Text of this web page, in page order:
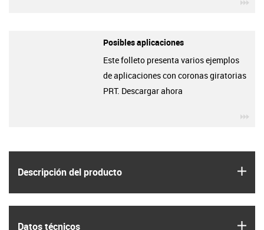
Descripción del producto
Datos técnicos
Posibles aplicaciones
Este folleto presenta varios ejemplos
de aplicaciones con coronas giratorias
PRT. Descargar ahora